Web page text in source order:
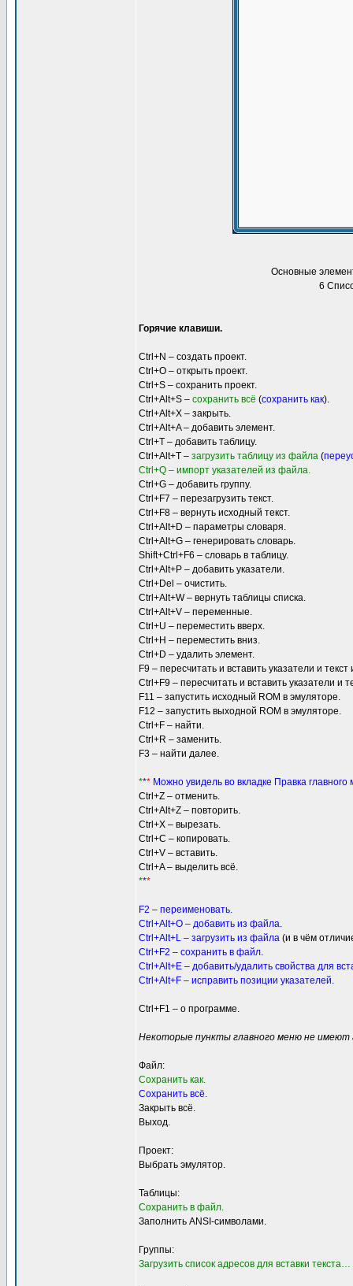
Основные
6
Горячие клавиши.
Ctrl+N – создать проект.
Ctrl+O – открыть проект.
Ctrl+S – сохранить проект.
Ctrl+Alt+S – сохранить всё (сохранить как).
Ctrl+Alt+X – закрыть.
Ctrl+Alt+A – добавить элемент.
Ctrl+T – добавить таблицу.
Ctrl+Alt+T – загрузить таблицу из файла (
Ctrl+Q – импорт указателей из файла.
Ctrl+G – добавить группу.
Ctrl+F7 – перезагрузить текст.
Ctrl+F8 – вернуть исходный текст.
Ctrl+Alt+D – параметры словаря.
Ctrl+Alt+G – генерировать словарь.
Shift+Ctrl+F6 – словарь в таблицу.
Ctrl+Alt+P – добавить указатели.
Ctrl+Del – очистить.
Ctrl+Alt+W – вернуть таблицы списка.
Ctrl+Alt+V – переменные.
Ctrl+U – переместить вверх.
Ctrl+H – переместить вниз.
Ctrl+D – удалить элемент.
F9 – пересчитать и вставить указатели и
Ctrl+F9 – пересчитать и вставить указатели и
F11 – запустить исходный ROM в эмуляторе.
F12 – запустить выходной ROM в эмуляторе.
Ctrl+F – найти.
Ctrl+R – заменить.
F3 – найти далее.
*** Можно увидель во вкладке Правка главного
Ctrl+Z – отменить.
Ctrl+Alt+Z – повторить.
Ctrl+X – вырезать.
Ctrl+C – копировать.
Ctrl+V – вставить.
Ctrl+A – выделить всё.
***
F2 – переименовать.
Ctrl+Alt+O – добавить из файла.
Ctrl+Alt+L – загрузить из файла (и в чём
Ctrl+F2 – сохранить в файл.
Ctrl+Alt+E – добавить/удалить свойства для
Ctrl+Alt+F – исправить позиции указателей.
Ctrl+F1 – о программе.
Некоторые пункты главного меню не имеют
Файл:
Cохранить как.
Cохранить всё.
Закрыть всё.
Выход.
Проект:
Выбрать эмулятор.
Таблицы:
Сохранить в файл.
Заполнить ANSI-символами.
Группы:
Загрузить список адресов для вставки текста…